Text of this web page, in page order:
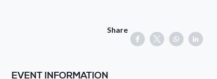
Share
EVENT INFORMATION